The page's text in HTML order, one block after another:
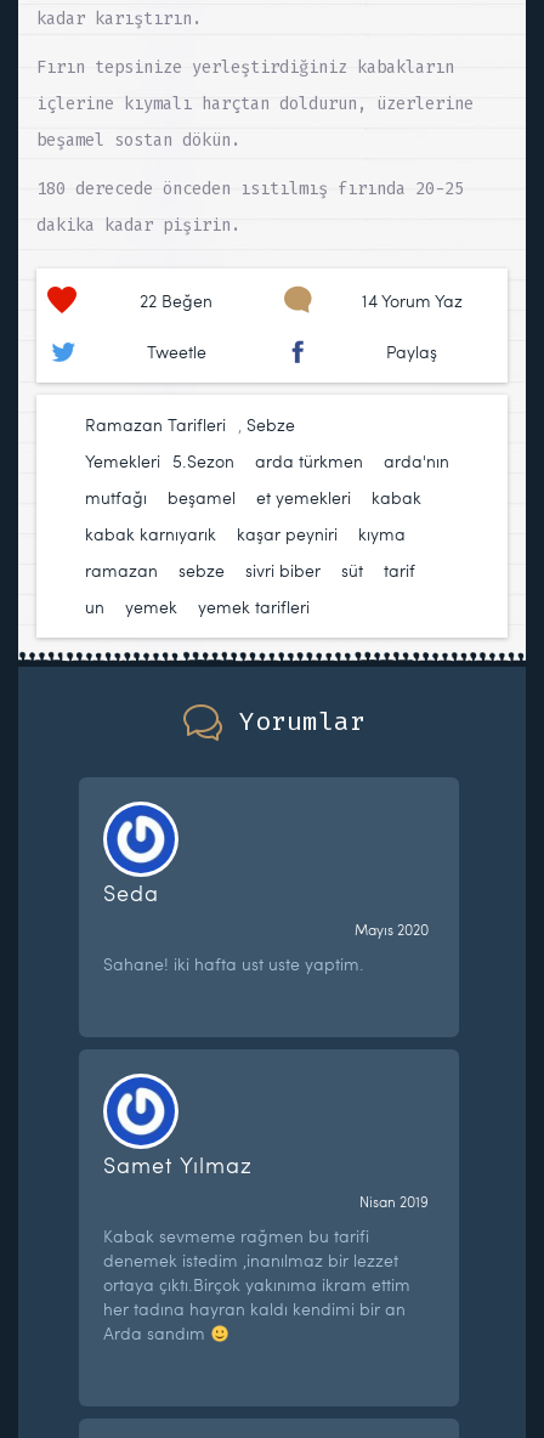
kadar karıştırın.
Fırın tepsinize yerleştirdiğiniz kabakların
içlerine kıymalı harçtan doldurun, üzerlerine
beşamel sostan dökün.
180 derecede önceden ısıtılmış fırında 20-25
dakika kadar pişirin.
22 Beğen 14 Yorum Yaz
Tweetle Paylaş
Ramazan Tarifleri , Sebze
Yemekleri 5.Sezon arda türkmen
arda'nın
mutfağı
beşamel et yemekleri kabak
kabak karnıyarık
kaşar peyniri kıyma
ramazan
sebze sivri biber süt tarif
un
yemek yemek tarifleri
Yorumlar
Seda
Mayıs 2020
Sahane! iki hafta ust uste yaptim.
Samet Yılmaz
Nisan 2019
Kabak sevmeme rağmen bu tarifi
denemek istedim ,inanılmaz bir lezzet
ortaya çıktı.Birçok yakınıma ikram ettim
her tadına hayran kaldı kendimi bir an
Arda sandım